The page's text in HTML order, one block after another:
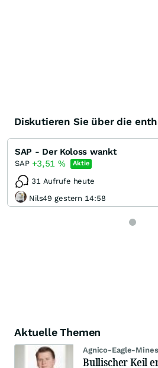
Diskutieren Sie über die
SAP - Der Koloss wankt
SAP +3,51 % Aktie
31 Aufrufe heute
Nils49 gestern 14:58
Aktuelle Themen
Agnico-Eagle-Mines
Bullischer Keil